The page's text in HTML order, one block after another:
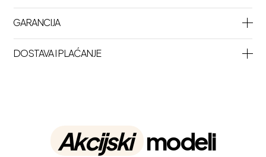
GARANCIJA
DOSTAVA I PLAĆANJE
Akcijski modeli